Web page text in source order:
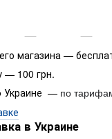
магазина —
— 100 грн.
Украине — по
в Украине